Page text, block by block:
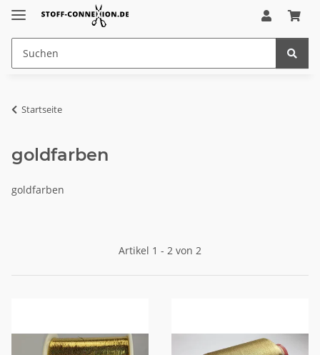
Startseite
goldfarben
goldfarben
Artikel 1 - 2 von 2